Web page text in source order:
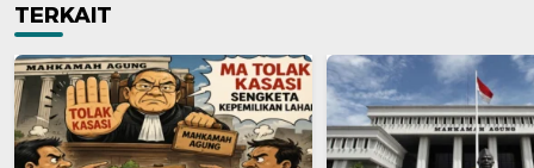
TERKAIT